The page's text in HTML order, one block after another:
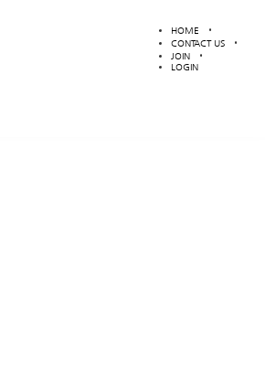
HOME
CONTACT US
JOIN
LOGIN